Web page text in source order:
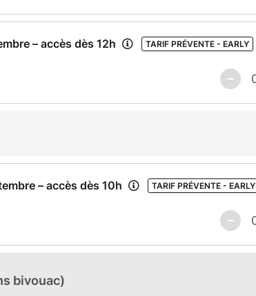
– accès dès 12h TARIF PRÉVENTE - EARLY
– accès dès 10h TARIF PRÉVENTE - EARLY
bivouac)